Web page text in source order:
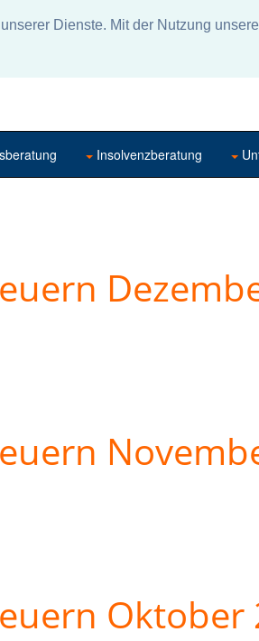
Dienste. Mit der Nutzung
Insolvenzberatung
Oktober